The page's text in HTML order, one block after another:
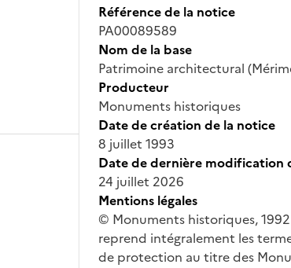
Référence de la notice
PA00089589
Nom de la base
Patrimoine architectural
Producteur
Monuments historiques
Date de création de la notice
8 juillet 1993
Date de dernière modification
24 juillet 2026
Mentions légales
© Monuments historiques,
reprend intégralement les
de protection au titre des